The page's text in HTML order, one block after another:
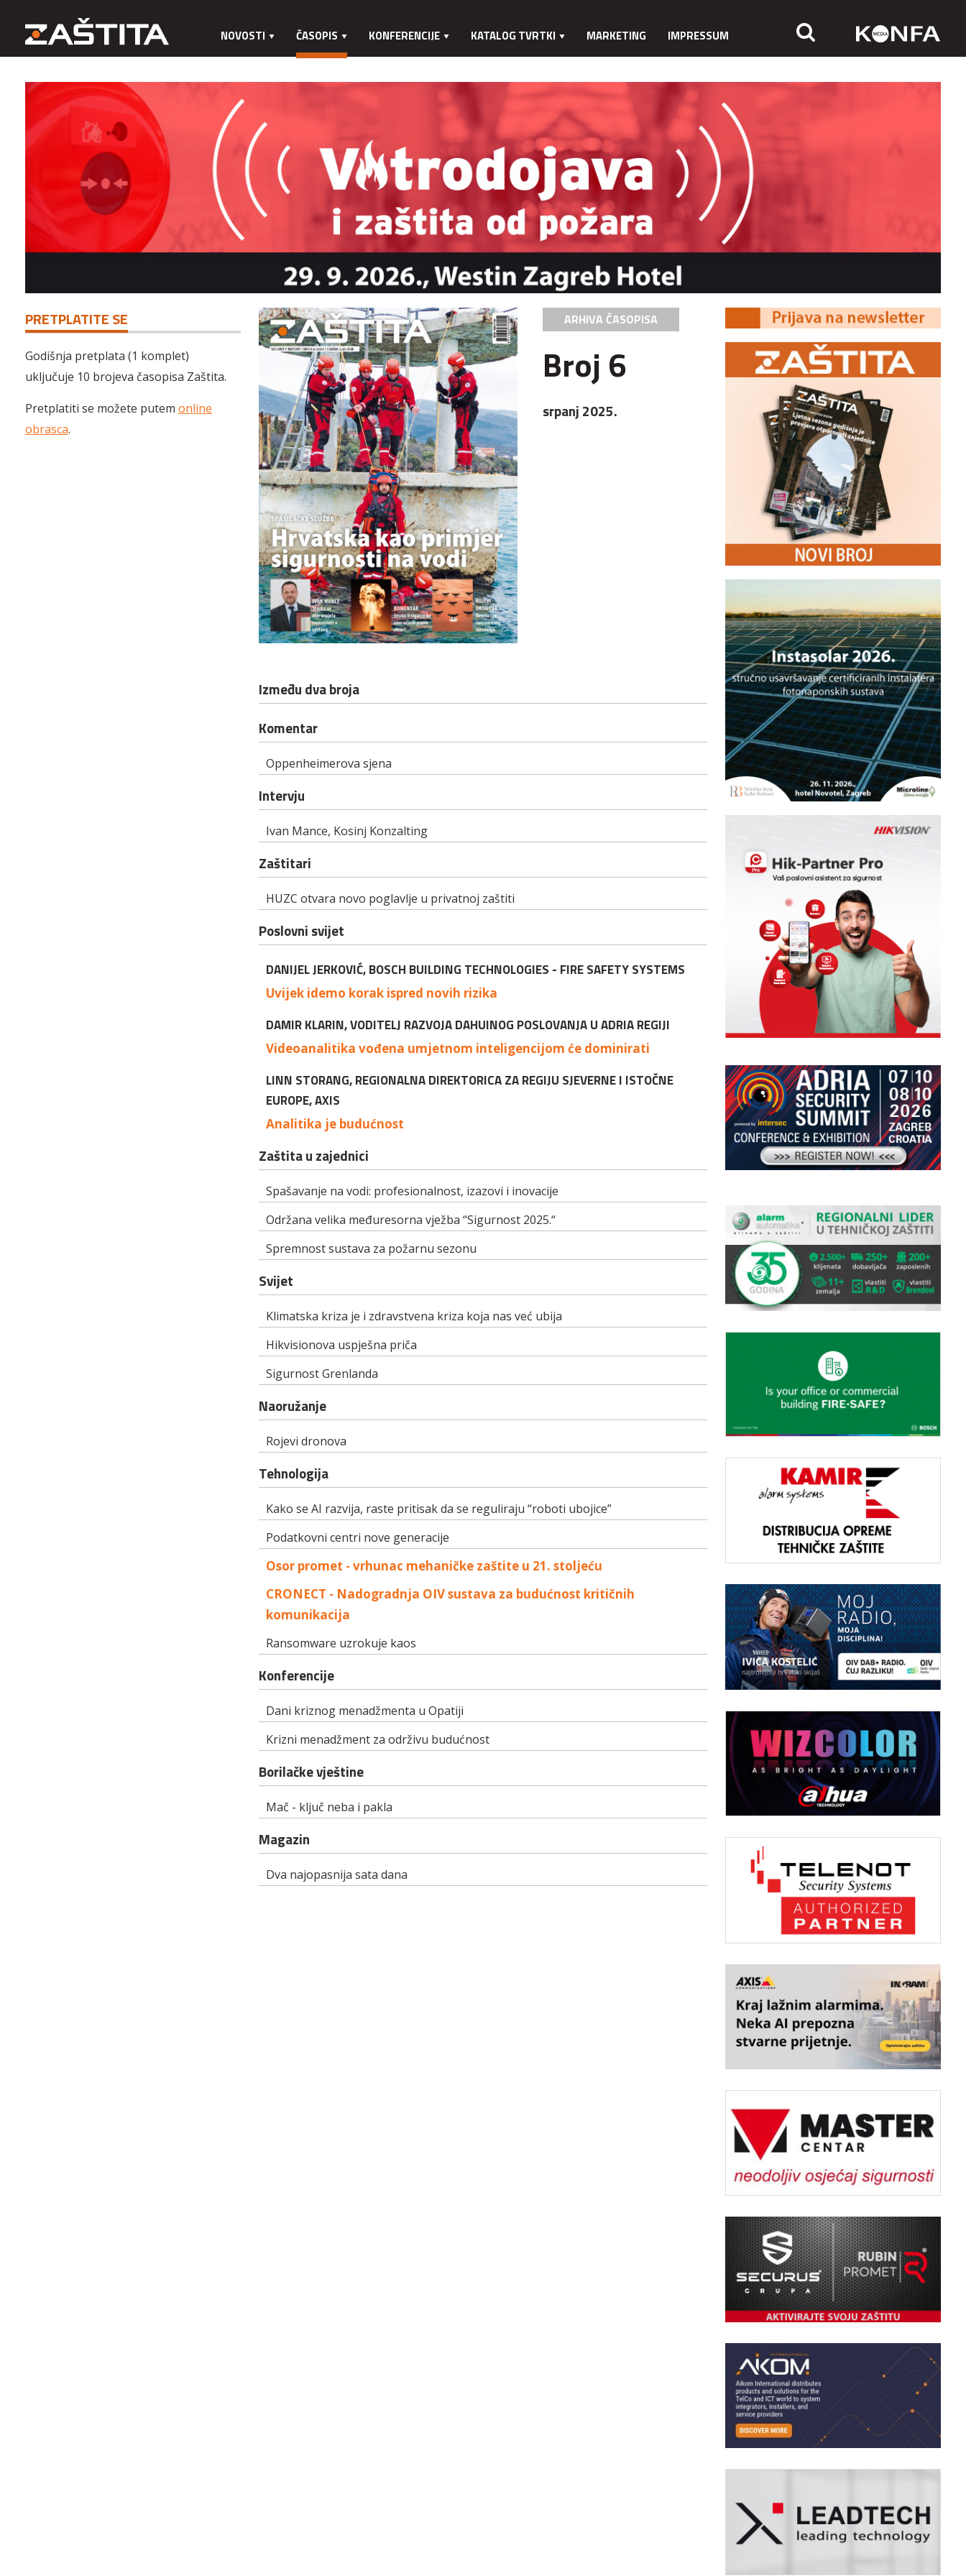
NOVOSTI ČASOPIS KONFERENCIJE KATALOG TVRTKI MARKETING IMPRESSUM
PRETPLATITE SE
Godišnja pretplata (1 komplet)
uključuje 10 brojeva časopisa Zaštita.
Pretplatiti se možete putem online
obrasca.
ARHIVA ČASOPISA
Broj 6
srpanj 2025.
Između dva broja
Komentar
Oppenheimerova sjena
Intervju
Ivan Mance, Kosinj Konzalting
Zaštitari
HUZC otvara novo poglavlje u privatnoj zaštiti
Poslovni svijet
DANIJEL JERKOVIĆ, BOSCH BUILDING TECHNOLOGIES - FIRE SAFETY SYSTEMS
Uvijek idemo korak ispred novih rizika
DAMIR KLARIN, VODITELJ RAZVOJA DAHUINOG POSLOVANJA U ADRIA REGIJI
Videoanalitika vođena umjetnom inteligencijom će dominirati
LINN STORANG, REGIONALNA DIREKTORICA ZA REGIJU SJEVERNE I ISTOČNE
EUROPE, AXIS
Analitika je budućnost
Zaštita u zajednici
Spašavanje na vodi: profesionalnost, izazovi i inovacije
Održana velika međuresorna vježba “Sigurnost 2025.“
Spremnost sustava za požarnu sezonu
Svijet
Klimatska kriza je i zdravstvena kriza koja nas već ubija
Hikvisionova uspješna priča
Sigurnost Grenlanda
Naoružanje
Rojevi dronova
Tehnologija
Kako se AI razvija, raste pritisak da se reguliraju “roboti ubojice”
Podatkovni centri nove generacije
Osor promet - vrhunac mehaničke zaštite u 21. stoljeću
CRONECT - Nadogradnja OIV sustava za budućnost kritičnih
komunikacija
Ransomware uzrokuje kaos
Konferencije
Dani kriznog menadžmenta u Opatiji
Krizni menadžment za održivu budućnost
Borilačke vještine
Mač - ključ neba i pakla
Magazin
Dva najopasnija sata dana